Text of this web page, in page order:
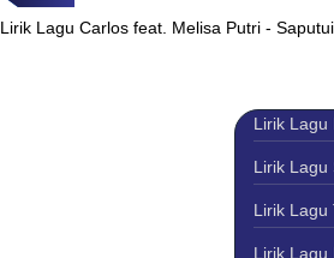
Lirik Lagu Carlos feat. Melisa Putri -
Lirik Lagu
Lirik Lagu
Lirik Lagu
Lirik Lagu